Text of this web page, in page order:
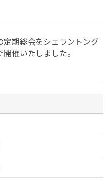
定期総会をシェラントング
催いたしました。